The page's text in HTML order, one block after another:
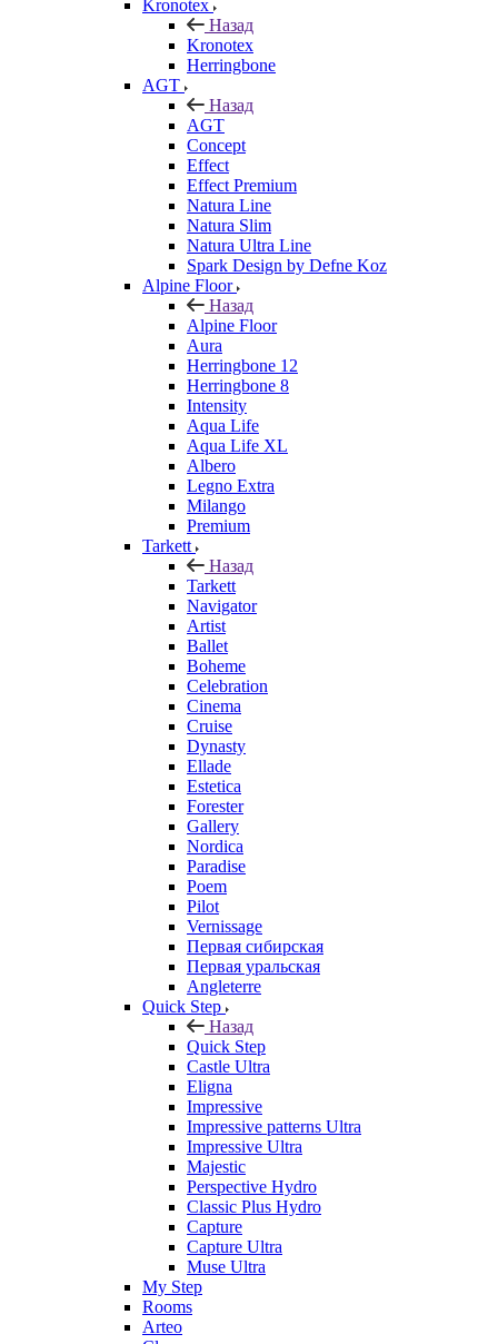
Kronotex
Назад
Kronotex
Herringbone
AGT
Назад
AGT
Concept
Effect
Effect Premium
Natura Line
Natura Slim
Natura Ultra Line
Spark Design by Defne Koz
Alpine Floor
Назад
Alpine Floor
Aura
Herringbone 12
Herringbone 8
Intensity
Aqua Life
Aqua Life XL
Albero
Legno Extra
Milango
Premium
Tarkett
Назад
Tarkett
Navigator
Artist
Ballet
Boheme
Celebration
Cinema
Cruise
Dynasty
Ellade
Estetica
Forester
Gallery
Nordica
Paradise
Poem
Pilot
Vernissage
Первая сибирская
Первая уральская
Angleterre
Quick Step
Назад
Quick Step
Castle Ultra
Eligna
Impressive
Impressive patterns Ultra
Impressive Ultra
Majestic
Perspective Hydro
Classic Plus Hydro
Capture
Capture Ultra
Muse Ultra
My Step
Rooms
Arteo